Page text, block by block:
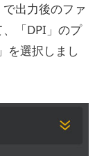
出力後のファ
「DPI」のプ
を選択しまし